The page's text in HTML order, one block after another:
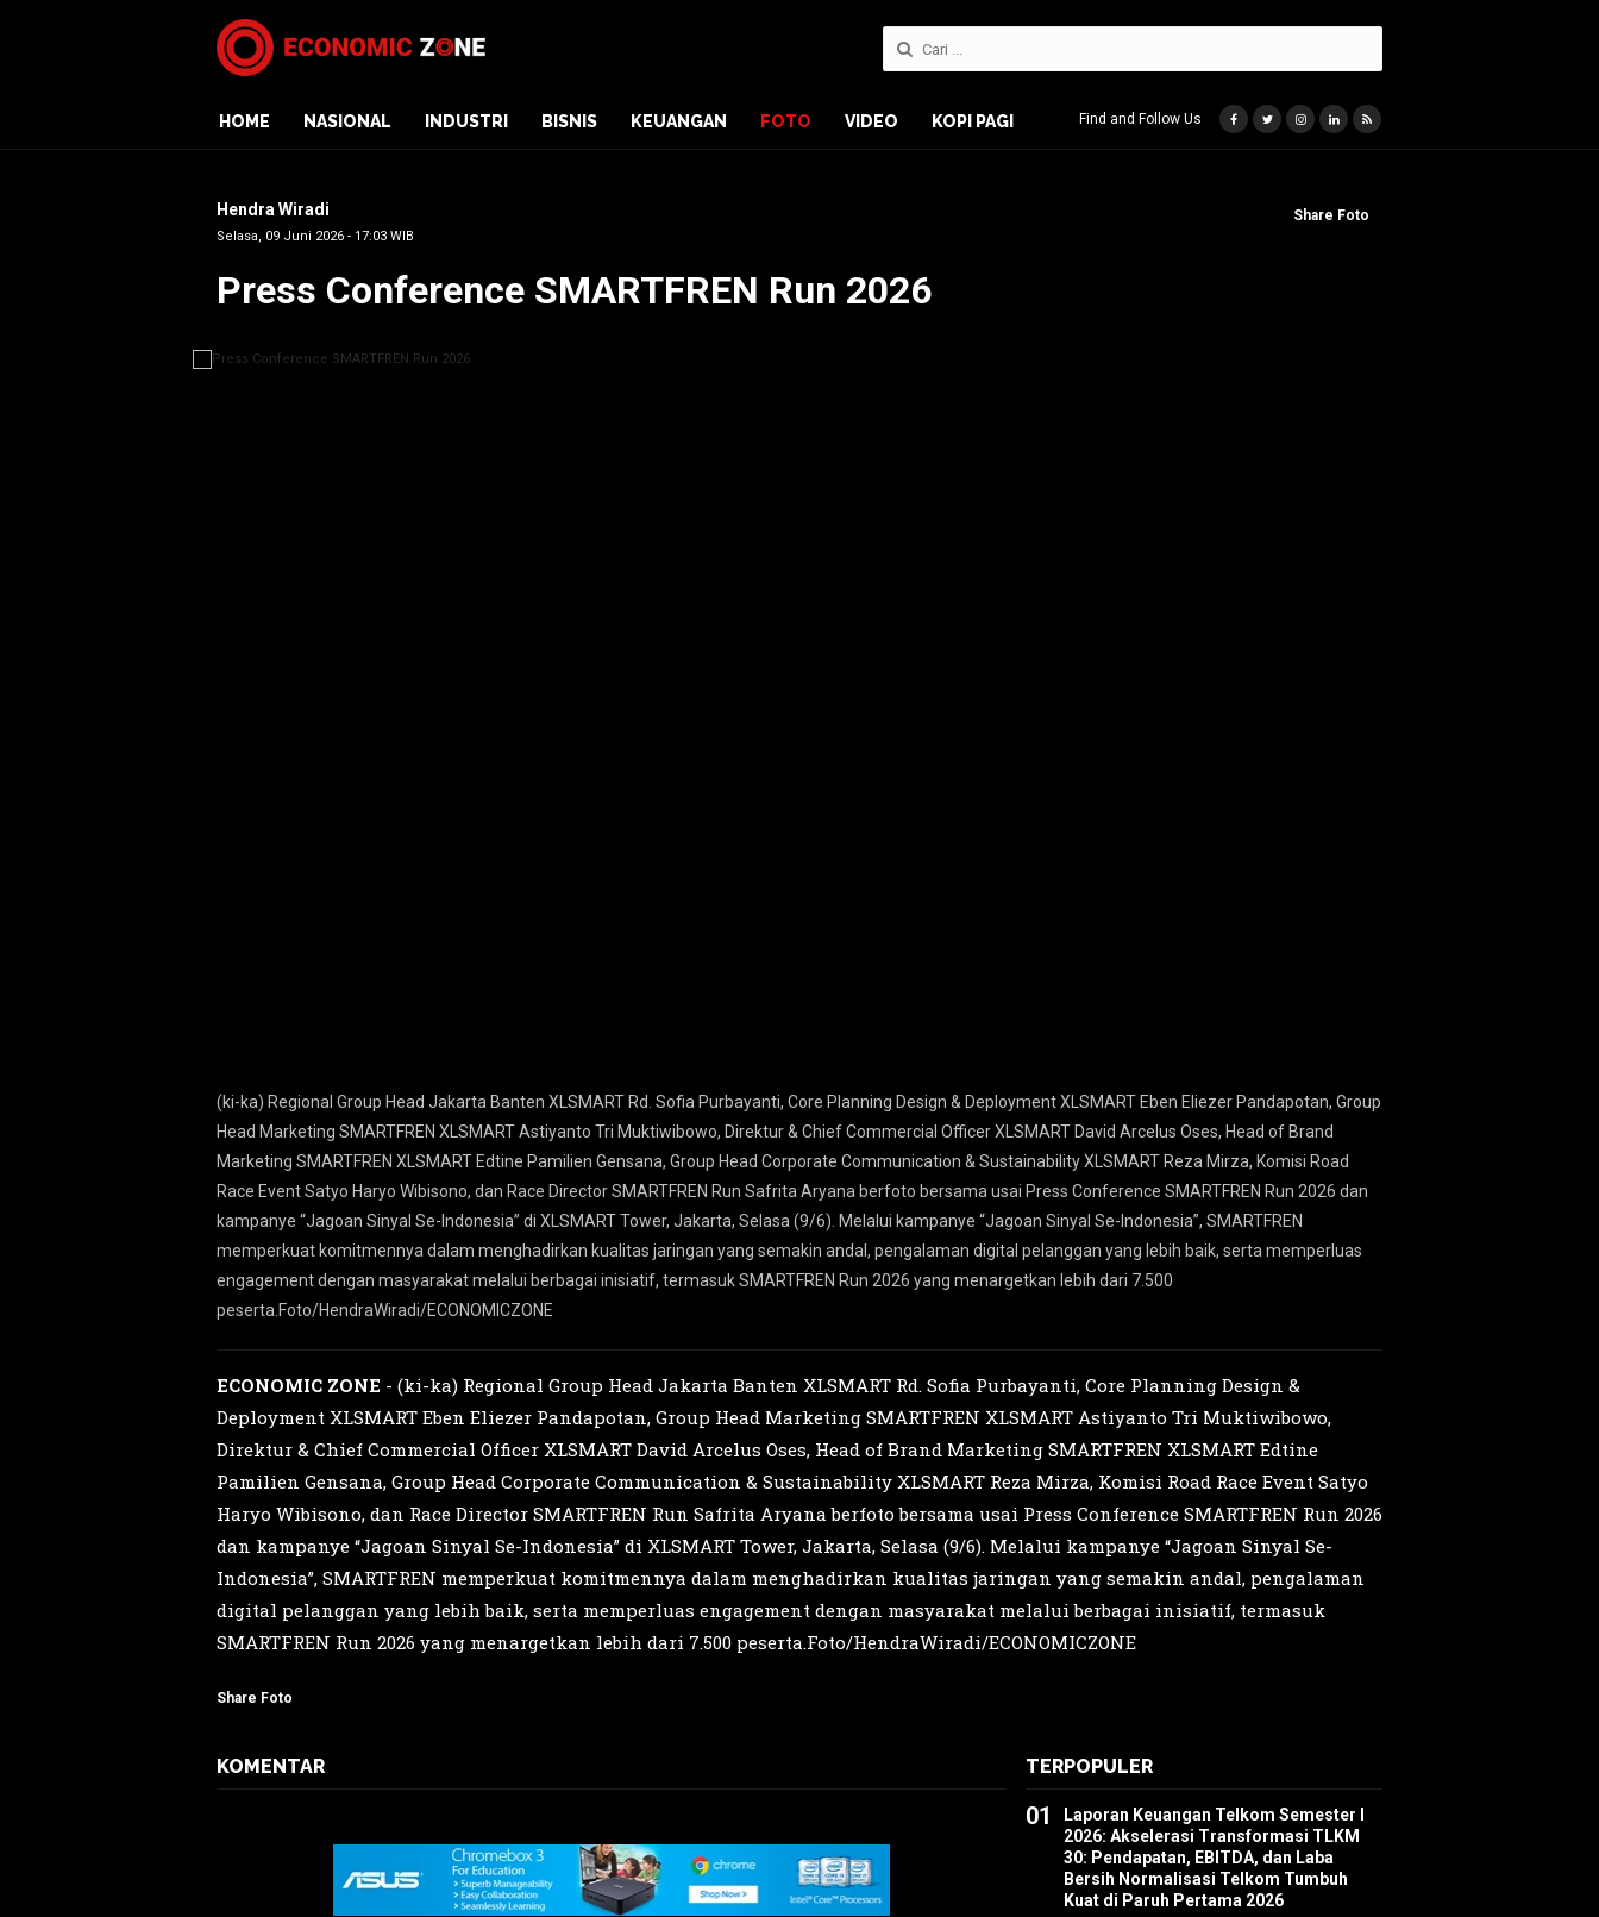
HOME NASIONAL INDUSTRI BISNIS KEUANGAN FOTO VIDEO KOPI PAGI Find and Follow Us
Hendra Wiradi
Selasa, 09 Juni 2026 - 17:03 WIB
Share Foto
Press Conference SMARTFREN Run 2026
(ki-ka) Regional Group Head Jakarta Banten XLSMART Rd. Sofia Purbayanti, Core Planning Design & Deployment XLSMART Eben Eliezer Pandapotan, Group
Head Marketing SMARTFREN XLSMART Astiyanto Tri Muktiwibowo, Direktur & Chief Commercial Officer XLSMART David Arcelus Oses, Head of Brand
Marketing SMARTFREN XLSMART Edtine Pamilien Gensana, Group Head Corporate Communication & Sustainability XLSMART Reza Mirza, Komisi Road
Race Event Satyo Haryo Wibisono, dan Race Director SMARTFREN Run Safrita Aryana berfoto bersama usai Press Conference SMARTFREN Run 2026 dan
kampanye “Jagoan Sinyal Se-Indonesia” di XLSMART Tower, Jakarta, Selasa (9/6). Melalui kampanye “Jagoan Sinyal Se-Indonesia”, SMARTFREN
memperkuat komitmennya dalam menghadirkan kualitas jaringan yang semakin andal, pengalaman digital pelanggan yang lebih baik, serta memperluas
engagement dengan masyarakat melalui berbagai inisiatif, termasuk SMARTFREN Run 2026 yang menargetkan lebih dari 7.500
peserta.Foto/HendraWiradi/ECONOMICZONE
ECONOMIC ZONE - (ki-ka) Regional Group Head Jakarta Banten XLSMART Rd. Sofia Purbayanti, Core Planning Design &
Deployment XLSMART Eben Eliezer Pandapotan, Group Head Marketing SMARTFREN XLSMART Astiyanto Tri Muktiwibowo,
Direktur & Chief Commercial Officer XLSMART David Arcelus Oses, Head of Brand Marketing SMARTFREN XLSMART Edtine
Pamilien Gensana, Group Head Corporate Communication & Sustainability XLSMART Reza Mirza, Komisi Road Race Event Satyo
Haryo Wibisono, dan Race Director SMARTFREN Run Safrita Aryana berfoto bersama usai Press Conference SMARTFREN Run 2026
dan kampanye “Jagoan Sinyal Se-Indonesia” di XLSMART Tower, Jakarta, Selasa (9/6). Melalui kampanye “Jagoan Sinyal Se-
Indonesia”, SMARTFREN memperkuat komitmennya dalam menghadirkan kualitas jaringan yang semakin andal, pengalaman
digital pelanggan yang lebih baik, serta memperluas engagement dengan masyarakat melalui berbagai inisiatif, termasuk
SMARTFREN Run 2026 yang menargetkan lebih dari 7.500 peserta.Foto/HendraWiradi/ECONOMICZONE
Share Foto
KOMENTAR TERPOPULER
01
Laporan Keuangan Telkom Semester I
2026: Akselerasi Transformasi TLKM
30: Pendapatan, EBITDA, dan Laba
Bersih Normalisasi Telkom Tumbuh
Kuat di Paruh Pertama 2026